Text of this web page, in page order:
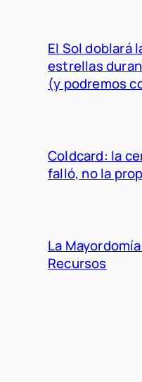
El Sol doblará
estrellas
(y podremos
Coldcard: la
falló, no la
La
Recursos